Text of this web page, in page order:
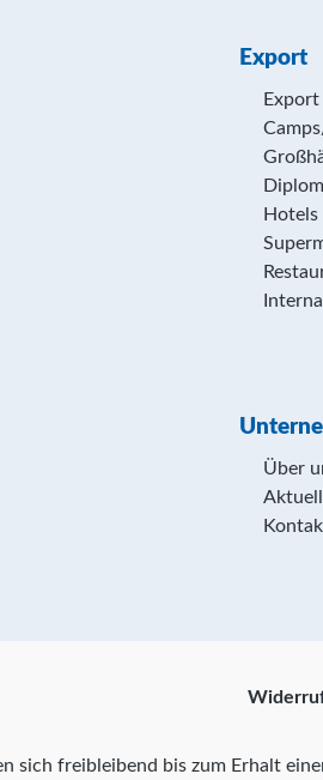
Export
Export
Hotels
Über
sich freibleibend bis zum Erhalt